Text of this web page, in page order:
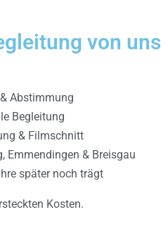
von uns
Abstimmung
Begleitung
& Filmschnitt
Emmendingen & Breisgau
später noch trägt
Kosten.